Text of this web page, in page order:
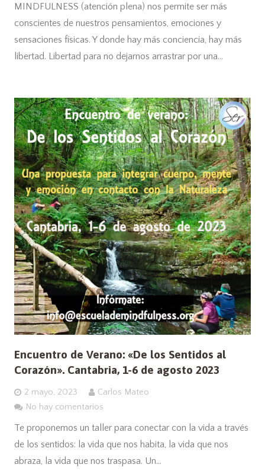
MINDFULNESS (atención plena) nos permite ser más
conscientes de nuestros pensamientos, emociones y
sensaciones físicas. Y donde hay más conciencia, hay más
libertad. Libertad para no dejarnos arrastrar por una…
Encuentro de Verano: «De los Sentidos al
Corazón». Cantabria, 1-6 de agosto 2023
2 mayo, 2023
Carlos Mateo
No hay comentarios
Te proponemos un taller para conectar con la vida a través
de los sentidos: la vida que nos habita, la vida que nos
abraza, la vida que nos traspasa. Un…